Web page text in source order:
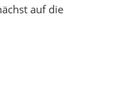
auf die